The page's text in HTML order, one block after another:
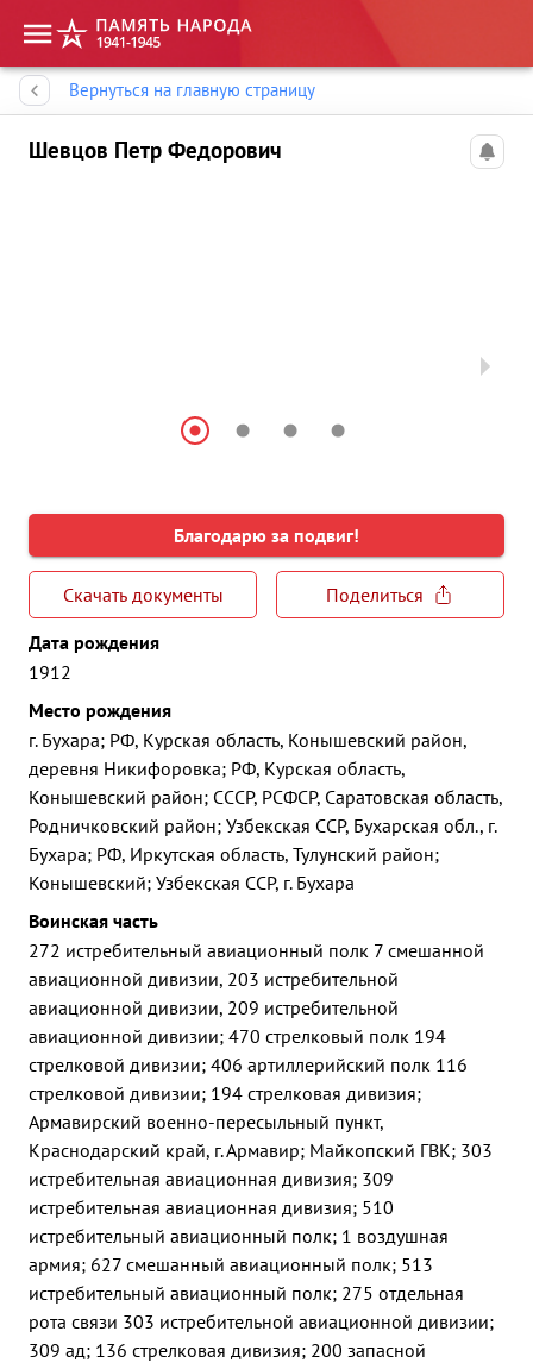
Вернуться на главную страницу
Шевцов Петр Федорович
Благодарю за подвиг!
Скачать документы
Поделиться
Дата рождения
1912
Место рождения
г. Бухара; РФ, Курская область, Конышевский район,
деревня Никифоровка; РФ, Курская область,
Конышевский район; СССР, РСФСР, Саратовская область,
Родничковский район; Узбекская ССР, Бухарская обл., г.
Бухара; РФ, Иркутская область, Тулунский район;
Конышевский; Узбекская ССР, г. Бухара
Воинская часть
272 истребительный авиационный полк 7 смешанной
авиационной дивизии, 203 истребительной
авиационной дивизии, 209 истребительной
авиационной дивизии; 470 стрелковый полк 194
стрелковой дивизии; 406 артиллерийский полк 116
стрелковой дивизии; 194 стрелковая дивизия;
Армавирский военно-пересыльный пункт,
Краснодарский край, г. Армавир; Майкопский ГВК; 303
истребительная авиационная дивизия; 309
истребительная авиационная дивизия; 510
истребительный авиационный полк; 1 воздушная
армия; 627 смешанный авиационный полк; 513
истребительный авиационный полк; 275 отдельная
рота связи 303 истребительной авиационной дивизии;
309 ад; 136 стрелковая дивизия; 200 запасной
Память народа